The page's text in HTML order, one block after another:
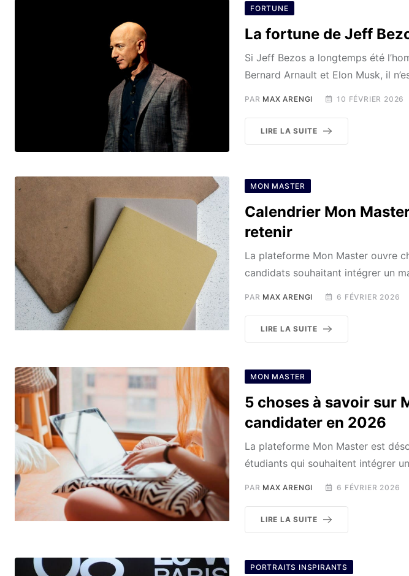
FORTUNE
La fortune de Jeff
Si Jeff Bezos a longtemps été
Bernard Arnault et Elon Musk, il
PAR MAX ARENGI 10 FÉVRIER 2026
LIRE LA SUITE
MON MASTER
Calendrier Mon
retenir
La plateforme Mon Master ouvre
candidats souhaitant intégrer un
PAR MAX ARENGI 6 FÉVRIER 2026
LIRE LA SUITE
MON MASTER
5 choses à savoir sur
candidater en 2026
La plateforme Mon Master est
étudiants qui souhaitent intégrer
PAR MAX ARENGI 6 FÉVRIER 2026
LIRE LA SUITE
PORTRAITS INSPIRANTS